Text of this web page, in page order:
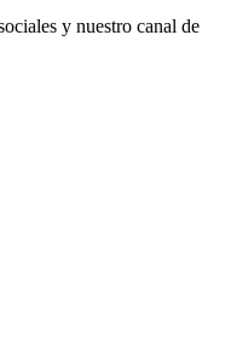
y nuestro canal de